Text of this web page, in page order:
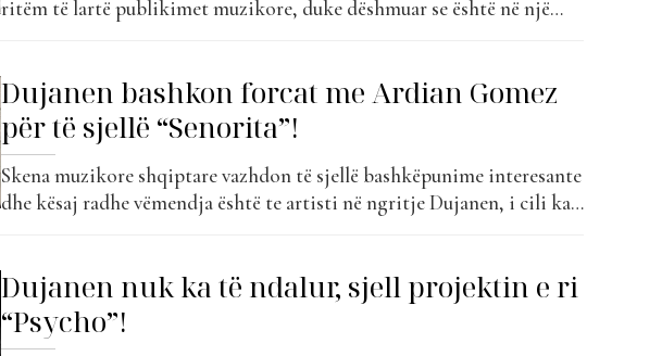
ritëm të lartë publikimet muzikore, duke dëshmuar se është në një
Dujanen bashkon forcat me Ardian Gomez
për të sjellë “Senorita”!
Skena muzikore shqiptare vazhdon të sjellë bashkëpunime interesante
dhe kësaj radhe vëmendja është te artisti në ngritje Dujanen, i cili ka
latino dhe elementeve urban, duke krijuar një...
Dujanen nuk ka të ndalur, sjell projektin e ri
“Psycho”!